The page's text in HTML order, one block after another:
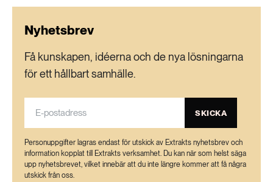
Nyhetsbrev
Få kunskapen, idéerna och de nya lösningarna
för ett hållbart samhälle.
SKICKA
Personuppgifter lagras endast för utskick av Extrakts nyhetsbrev och
information kopplat till Extrakts verksamhet. Du kan när som helst säga
upp nyhetsbrevet, vilket innebär att du inte längre kommer att få några
utskick från oss.